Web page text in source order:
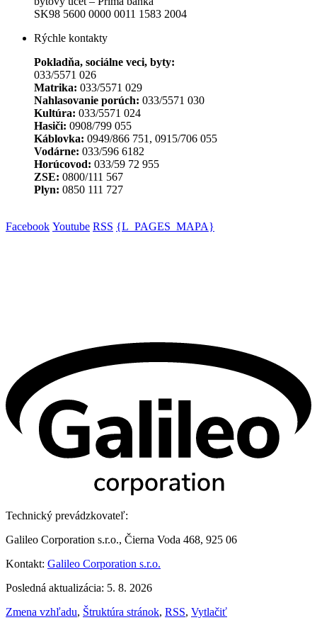
SK98 5600 0000 0011 1583 2004
Rýchle kontakty
Pokladňa, sociálne veci, byty:
033/5571 026
Matrika: 033/5571 029
Nahlasovanie porúch: 033/5571 030
Kultúra: 033/5571 024
Hasiči: 0908/799 055
Káblovka: 0949/866 751, 0915/706 055
Vodárne: 033/596 6182
Horúcovod: 033/59 72 955
ZSE: 0800/111 567
Plyn: 0850 111 727
Facebook Youtube RSS {L_PAGES_MAPA}
Technický prevádzkovateľ:
Galileo Corporation s.r.o., Čierna Voda 468, 925 06
Kontakt: Galileo Corporation s.r.o.
Posledná aktualizácia: 5. 8. 2026
Zmena vzhľadu, Štruktúra stránok, RSS, Vytlačiť